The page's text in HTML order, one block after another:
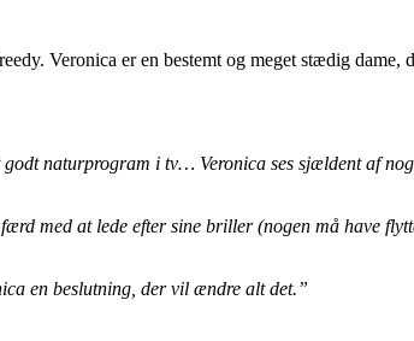
Veronica er en bestemt og meget stædig dame,
naturprogram i tv… Veronica ses sjældent af
med at lede efter sine briller (nogen må have
en beslutning, der vil ændre alt det.”